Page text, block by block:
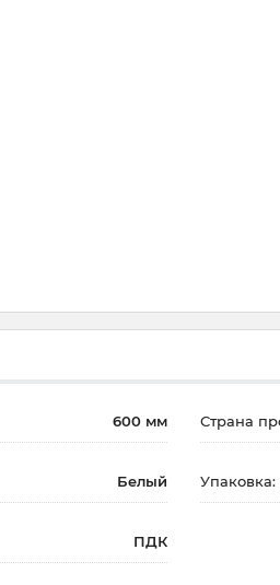
600 мм Страна
Белый Упаковка:
ПДК